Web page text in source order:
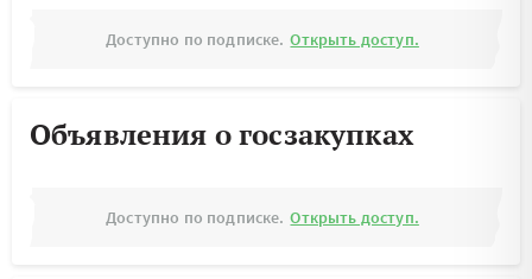
Доступно по подписке. Открыть доступ.
Объявления о госзакупках
Доступно по подписке. Открыть доступ.